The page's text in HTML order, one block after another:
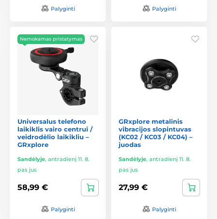
Palyginti Palyginti
Nemokamas pristatymas
Universalus telefono
laikiklis vairo centrui /
veidrodėlio laikikliu –
GRxplore
Sandėlyje, antradienį 11. 8.
pas jus
58,99 €
Palyginti
GRxplore metalinis
vibracijos slopintuvas
(KC02 / KC03 / KC04) –
juodas
Sandėlyje, antradienį 11. 8.
pas jus
27,99 €
Palyginti